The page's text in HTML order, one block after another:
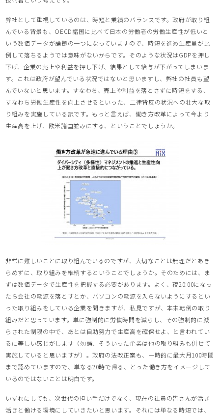
弊社として重視しているのは、時短と業績のバランスです。政府が取り組
んでいる背景も、OECD諸国に比べて日本の労働者の労働生産性が低いと
いう数値データが論拠の一つになっていますので、時短を進め生産量が比
例して落ちるようでは意味がないからです。そのような状況はGDPを押し
下げ、企業の売上や利益を押し下げ、結果として給与が下がってしまいま
す。これは政府が望んでいる状況ではないと思いますし、弊社の社員も望
んでいないと思います。すなわち、売上や利益を落とさずに時短をする、
すなわち労働生産性を向上させるといった、二律背反の状況への壮大な取
り組みを実施している訳です。もっと言えば、働き方改革によって今より
生産高を上げ、欧米諸国並みにする、ということでしょうか。
非常に難しいことに取り組んでいるのですが、大切なことは無理だとあき
らめずに、取り組みを継続するということでしょうか。そのためには、ま
ずは数値データで生産性を把握する必要があります。よく、夜20:00になっ
たら会社の電源を落とすとか、パソコンの電源を入らないようにするとい
った取り組みをしている企業を聞きますが、私見ですが、本末転倒の取り
組みだと思っています。単に強制的に労働時間を減らし、その強制的に減
らされた制限の中で、あとは自助努力で生産高を確保せよ、と言われてい
るに等しい感じがします（勿論、そういった企業は他の取り組みも併せて
実施していると思いますが）。政府の法改正案も、一時的に最大月100時間
まで認めていますので、単なる20時で帰る、とった働き方をイメージして
いるのではないことは明白です。
いずれにしても、次世代の担い手だけでなく、現在の社員の皆さんが活き
活きと働ける環境にしていきたいと思います。それには単なる時短では、